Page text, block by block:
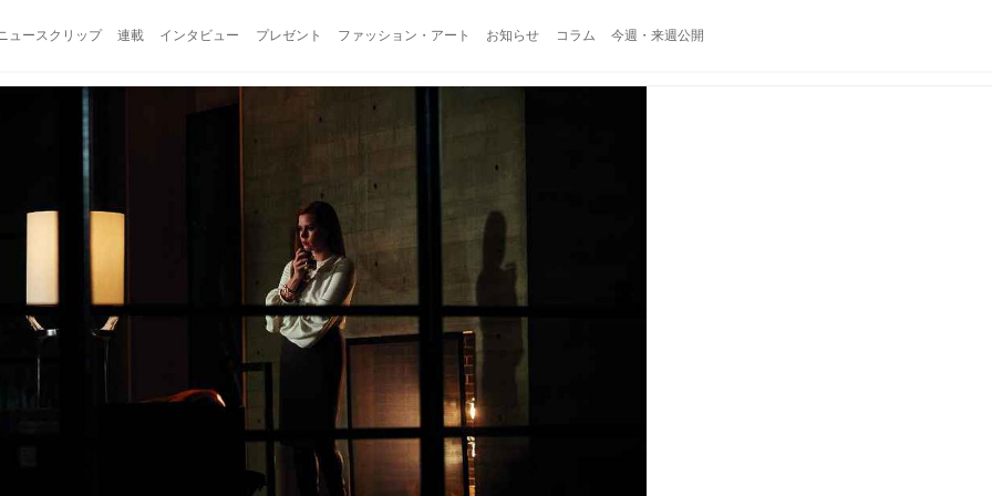
ュースクリップ 連載 インタビュー プレゼント ファッション・アート お知らせ コラム 今週・来週公開